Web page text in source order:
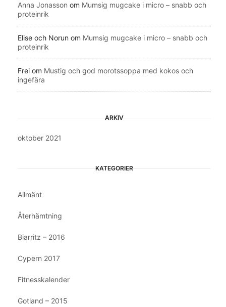
Anna Jonasson om Mumsig mugcake i micro – snabb och
proteinrik
Elise och Norun om Mumsig mugcake i micro – snabb och
proteinrik
Frei om Mustig och god morotssoppa med kokos och
ingefära
ARKIV
oktober 2021
KATEGORIER
Allmänt
Återhämtning
Biarritz – 2016
Cypern 2017
Fitnesskalender
Gotland – 2015